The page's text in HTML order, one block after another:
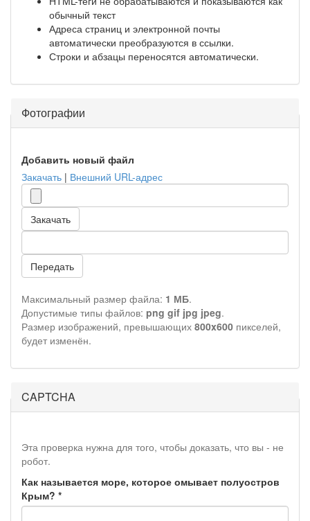
обычный текст
Адреса страниц и электронной почты
автоматически преобразуются в ссылки.
Строки и абзацы переносятся автоматически.
Фотографии
Добавить новый файл
Закачать | Внешний URL-адрес
Закачать
Передать
Максимальный размер файла: 1 МБ.
Допустимые типы файлов: png gif jpg jpeg.
Размер изображений, превышающих 800x600 пикселей,
будет изменён.
CAPTCHA
Эта проверка нужна для того, чтобы доказать, что вы - не
робот.
Как называется море, которое омывает полуостров
Крым? *